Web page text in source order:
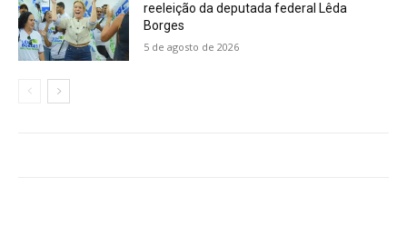
reeleição da deputada federal Lêda
Borges
5 de agosto de 2026